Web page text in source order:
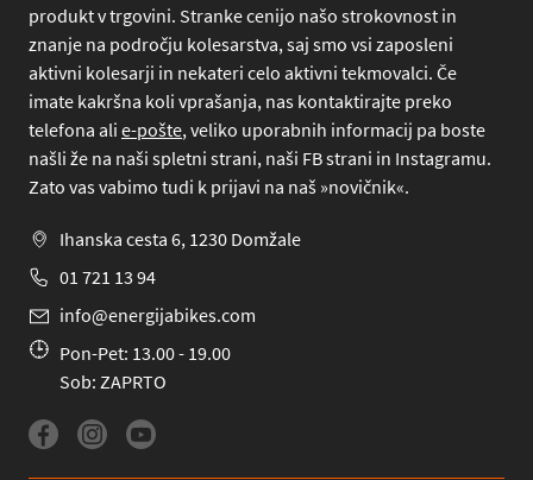
produkt v trgovini. Stranke cenijo našo strokovnost in
znanje na področju kolesarstva, saj smo vsi zaposleni
aktivni kolesarji in nekateri celo aktivni tekmovalci. Če
imate kakršna koli vprašanja, nas kontaktirajte preko
telefona ali e-pošte, veliko uporabnih informacij pa boste
našli že na naši spletni strani, naši FB strani in Instagramu.
Zato vas vabimo tudi k prijavi na naš »novičnik«.
Ihanska cesta 6, 1230 Domžale
01 721 13 94
info@energijabikes.com
Pon-Pet: 13.00 - 19.00
Sob: ZAPRTO